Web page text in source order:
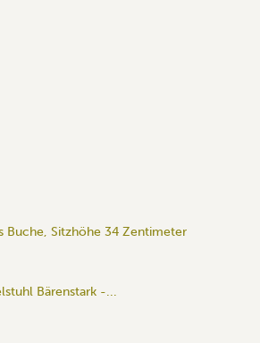
Buche, Sitzhöhe 34 Zentimeter